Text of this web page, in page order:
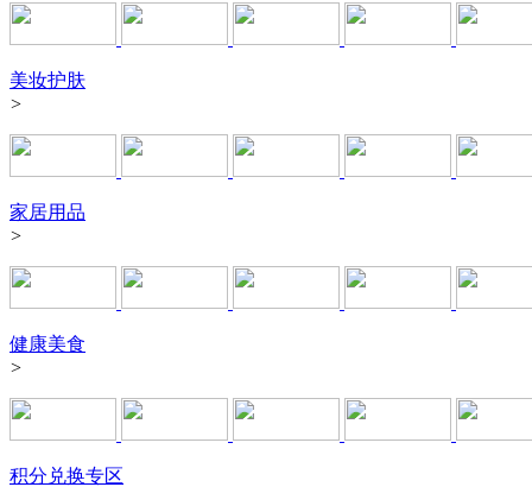
美妆护肤
>
家居用品
>
健康美食
>
积分兑换专区